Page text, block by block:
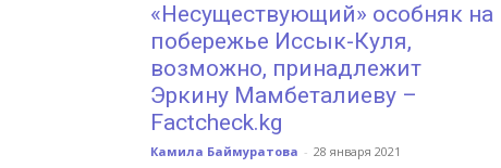
«Несуществующий» особняк на
побережье Иссык-Куля,
возможно, принадлежит
Эркину Мамбеталиеву –
Factcheck.kg
Камила Баймуратова - 28 января 2021